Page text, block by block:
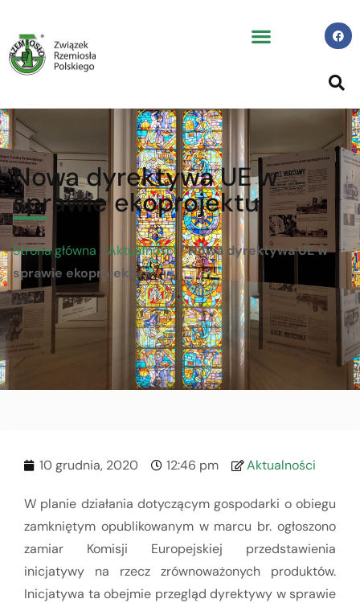
Nowa dyrektywa UE w
sprawie ekoprojektu
Strona główna / Aktualności/Nowa dyrektywa UE w
sprawie ekoprojektu
10 grudnia, 2020 12:46 pm Aktualności
W planie działania dotyczącym gospodarki o obiegu
zamkniętym opublikowanym w marcu br. ogłoszono
zamiar Komisji Europejskiej przedstawienia
inicjatywy na rzecz zrównoważonych produktów.
Inicjatywa ta obejmie przegląd dyrektywy w sprawie